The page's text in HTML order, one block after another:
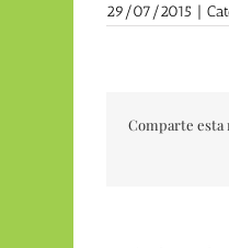
29/07/2015 |
Comparte esta